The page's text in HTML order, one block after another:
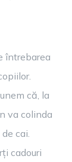
întrebarea
că, la
va colinda
cai.
cadouri